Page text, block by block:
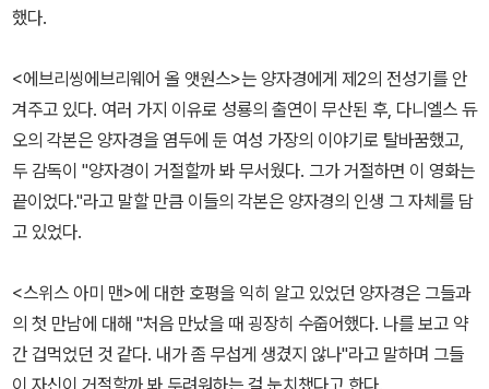
했다.
<에브리씽에브리웨어 올 앳원스>는 양자경에게 제2의 전성기를 안
겨주고 있다. 여러 가지 이유로 성룡의 출연이 무산된 후, 다니엘스 듀
오의 각본은 양자경을 염두에 둔 여성 가장의 이야기로 탈바꿈했고,
두 감독이 "양자경이 거절할까 봐 무서웠다. 그가 거절하면 이 영화는
끝이었다."라고 말할 만큼 이들의 각본은 양자경의 인생 그 자체를 담
고 있었다.
<스위스 아미 맨>에 대한 호평을 익히 알고 있었던 양자경은 그들과
의 첫 만남에 대해 "처음 만났을 때 굉장히 수줍어했다. 나를 보고 약
간 겁먹었던 것 같다. 내가 좀 무섭게 생겼지 않나"라고 말하며 그들